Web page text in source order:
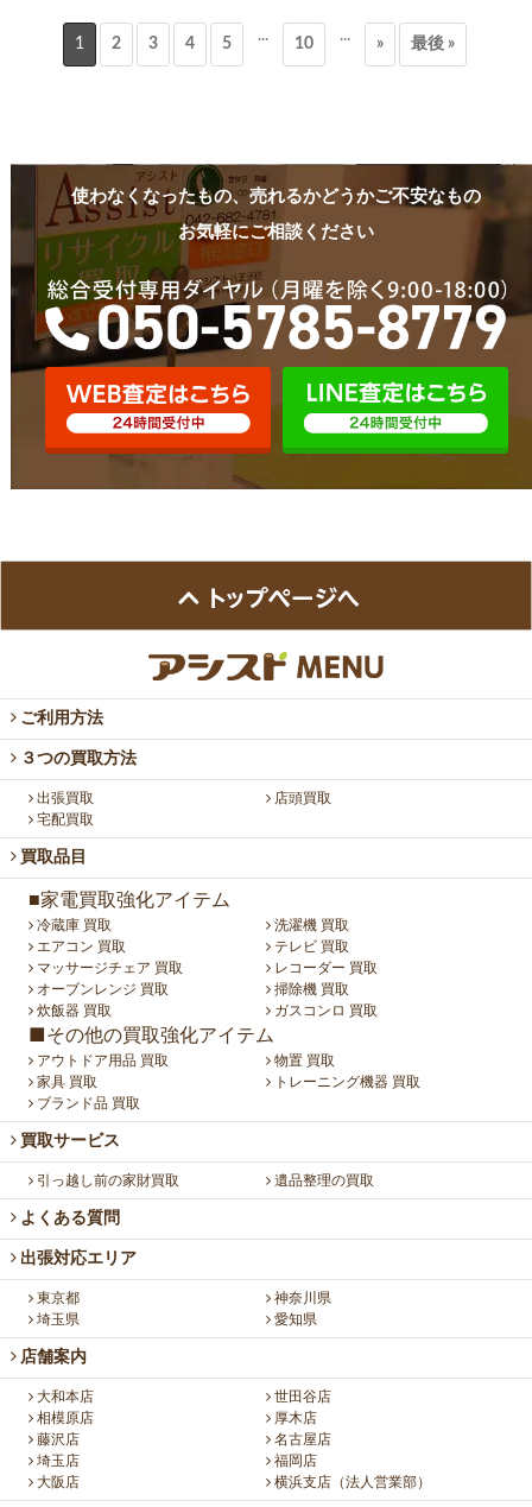
1 2 3 4 5 ... 10 ... » 最後 »
使わなくなったもの、売れるかどうかご不安なもの
お気軽にご相談ください
ご利用方法
３つの買取方法
出張買取
店頭買取
宅配買取
買取品目
■家電買取強化アイテム
冷蔵庫 買取
洗濯機 買取
エアコン 買取
テレビ 買取
マッサージチェア 買取
レコーダー 買取
オーブンレンジ 買取
掃除機 買取
炊飯器 買取
ガスコンロ 買取
■その他の買取強化アイテム
アウトドア用品 買取
物置 買取
家具 買取
トレーニング機器 買取
ブランド品 買取
買取サービス
引っ越し前の家財買取 遺品整理の買取
よくある質問
出張対応エリア
東京都
神奈川県
埼玉県
愛知県
店舗案内
大和本店
世田谷店
相模原店
厚木店
藤沢店
名古屋店
埼玉店
福岡店
大阪店
横浜支店（法人営業部）